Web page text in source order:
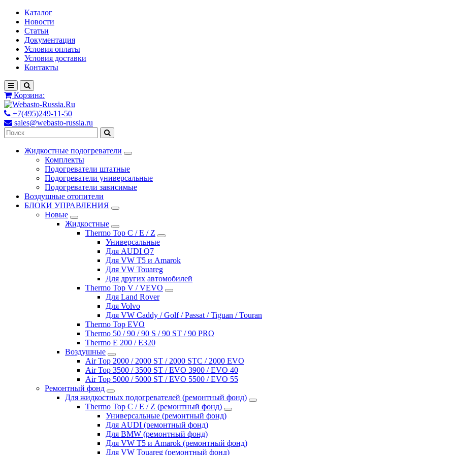
Каталог
Новости
Статьи
Документация
Условия оплаты
Условия доставки
Контакты
Корзина:
+7(495)249-11-50
sales@webasto-russia.ru
Жидкостные подогреватели
Комплекты
Подогреватели штатные
Подогреватели универсальные
Подогреватели зависимые
Воздушные отопители
БЛОКИ УПРАВЛЕНИЯ
Новые
Жидкостные
Thermo Top C / E / Z
Универсальные
Для AUDI Q7
Для VW T5 и Amarok
Для VW Touareg
Для других автомобилей
Thermo Top V / VEVO
Для Land Rover
Для Volvo
Для VW Caddy / Golf / Passat / Tiguan / Touran
Thermo Top EVO
Thermo 50 / 90 / 90 S / 90 ST / 90 PRO
Thermo E 200 / E320
Воздушные
Air Top 2000 / 2000 ST / 2000 STC / 2000 EVO
Air Top 3500 / 3500 ST / EVO 3900 / EVO 40
Air Top 5000 / 5000 ST / EVO 5500 / EVO 55
Ремонтный фонд
Для жидкостных подогревателей (ремонтный фонд)
Thermo Top C / E / Z (ремонтный фонд)
Универсальные (ремонтный фонд)
Для AUDI (ремонтный фонд)
Для BMW (ремонтный фонд)
Для VW T5 и Amarok (ремонтный фонд)
Для VW Touareg (ремонтный фонд)